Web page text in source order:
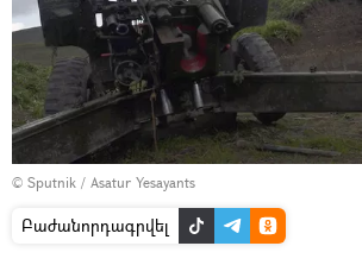
© Sputnik / Asatur Yesayants
Բաժանորդագրվել